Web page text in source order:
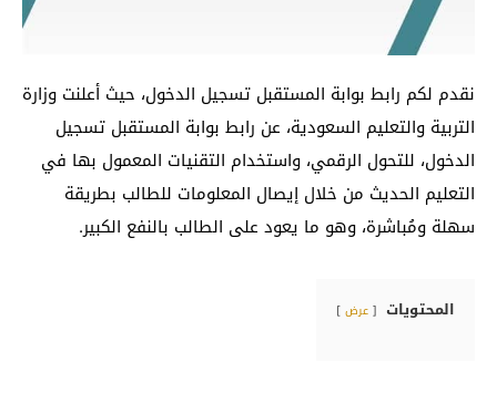
نقدم لكم رابط بوابة المستقبل تسجيل الدخول، حيث أعلنت وزارة
التربية والتعليم السعودية، عن رابط بوابة المستقبل تسجيل
الدخول، للتحول الرقمي، واستخدام التقنيات المعمول بها في
التعليم الحديث من خلال إيصال المعلومات للطالب بطريقة
سهلة ومُباشرة، وهو ما يعود على الطالب بالنفع الكبير.
المحتويات عرض